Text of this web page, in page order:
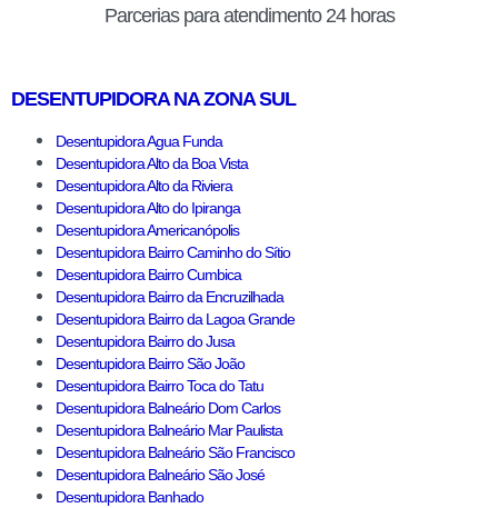
Parcerias para atendimento 24 horas
DESENTUPIDORA NA ZONA SUL
Desentupidora Agua Funda
Desentupidora Alto da Boa Vista
Desentupidora Alto da Riviera
Desentupidora Alto do Ipiranga
Desentupidora Americanópolis
Desentupidora Bairro Caminho do Sítio
Desentupidora Bairro Cumbica
Desentupidora Bairro da Encruzilhada
Desentupidora Bairro da Lagoa Grande
Desentupidora Bairro do Jusa
Desentupidora Bairro São João
Desentupidora Bairro Toca do Tatu
Desentupidora Balneário Dom Carlos
Desentupidora Balneário Mar Paulista
Desentupidora Balneário São Francisco
Desentupidora Balneário São José
Desentupidora Banhado